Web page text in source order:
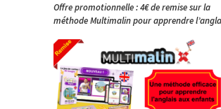
Offre promotionnelle : 4€ de remise sur la
méthode Multimalin pour apprendre